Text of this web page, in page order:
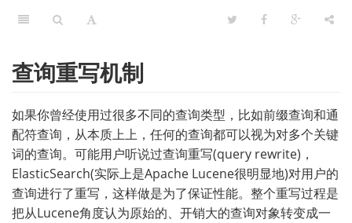
查询重写机制
如果你曾经使用过很多不同的查询类型，比如前缀查询和通
配符查询，从本质上上，任何的查询都可以视为对多个关键
词的查询。可能用户听说过查询重写(query rewrite)，
ElasticSearch(实际上是Apache Lucene很明显地)对用户的
查询进行了重写，这样做是为了保证性能。整个重写过程是
把从Lucene角度认为原始的、开销大的查询对象转变成一